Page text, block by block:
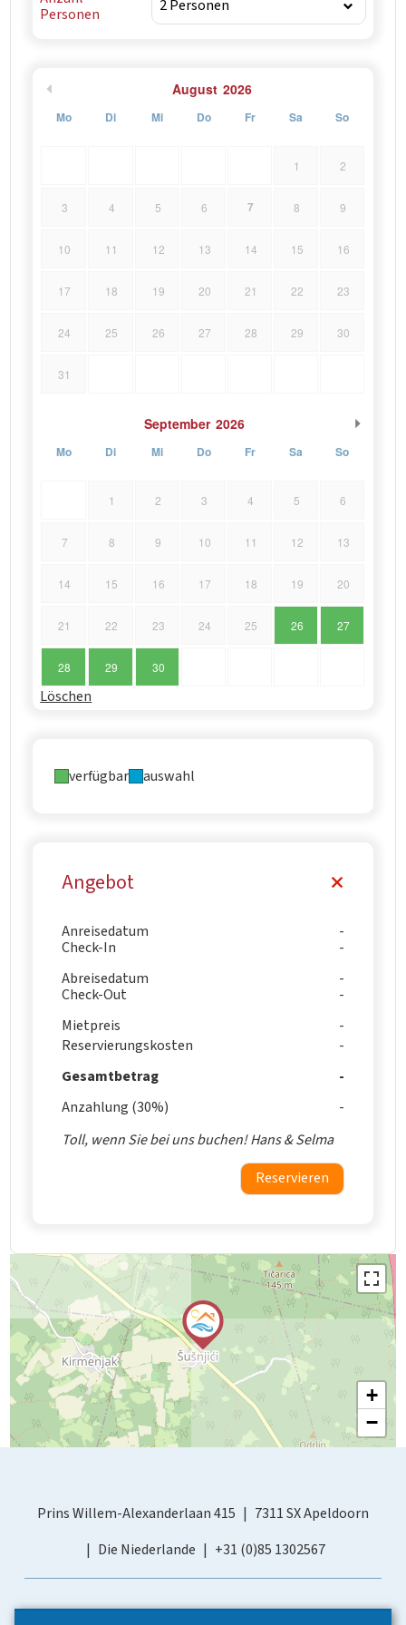
Personen
August 2026
Mo Di Mi Do Fr Sa So
1 2
3 4 5 6 7 8 9
10 11 12 13 14 15 16
17 18 19 20 21 22 23
24 25 26 27 28 29 30
31
September 2026
Mo Di Mi Do Fr Sa So
1 2 3 4 5 6
7 8 9 10 11 12 13
14 15 16 17 18 19 20
21 22 23 24 25 26 27
28 29 30
Löschen
verfügbar auswahl
Angebot
Anreisedatum
Check-In
Abreisedatum
Check-Out
Mietpreis
Reservierungskosten
Gesamtbetrag
Anzahlung (30%)
Toll, wenn Sie bei uns buchen! Hans & Selma
Reservieren
+
−
Prins Willem-Alexanderlaan 415
7311 SX Apeldoorn
Die Niederlande
+31 (0)85 1302567